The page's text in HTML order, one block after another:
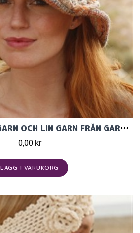
HATT I FABEL ULLGARN OCH LIN GARN FRÅN GARNAFFÄREN
0,00 kr
LÄGG I VARUKORG